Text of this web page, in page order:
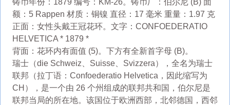
额：5 Rappen 材质：铜镍 直径：17 毫米 重量：1.97 克
正面：女性头戴王冠花环。文字：CONFOEDERATIO
HELVETICA * 1879 *
背面：花环内有面值 (5)。下方有全新首字母 (B)。
瑞士（die Schweiz、Suisse、Svizzera），全名为瑞士
联邦（拉丁语：Confoederatio Helvetica，因此缩写为
CH），是一个由 26 个州组成的联邦共和国，伯尔尼是
联邦当局的所在地。该国位于欧洲西部，北邻德国，西邻